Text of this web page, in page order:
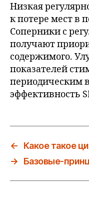
Низкая
к потере мест в
Соперники с
получают
содержимого.
показателей
периодическим
эффективность
←
Какое такое
→
Базовые-